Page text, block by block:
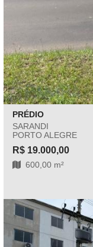
PRÉDIO
SARANDI
PORTO ALEGRE
R$ 19.000,00
600,00 m²